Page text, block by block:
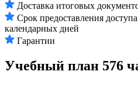
Доставка итоговых
Срок предоставления
календарных дней
Гарантии
Учебный план 576